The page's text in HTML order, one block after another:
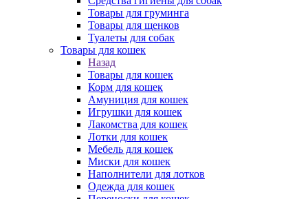
Товары для груминга
Товары для щенков
Туалеты для собак
Товары для кошек
Назад
Товары для кошек
Корм для кошек
Амуниция для кошек
Игрушки для кошек
Лакомства для кошек
Лотки для кошек
Мебель для кошек
Миски для кошек
Наполнители для лотков
Одежда для кошек